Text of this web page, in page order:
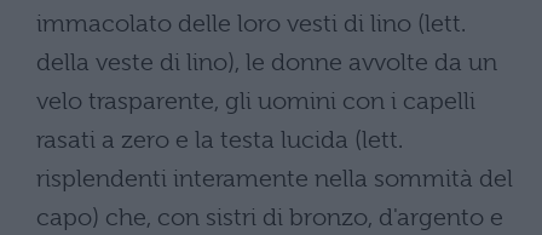
immacolato delle loro vesti di lino (lett.
della veste di lino), le donne avvolte da un
velo trasparente, gli uomini con i capelli
rasati a zero e la testa lucida (lett.
risplendenti interamente nella sommità del
capo) che, con sistri di bronzo, d'argento e